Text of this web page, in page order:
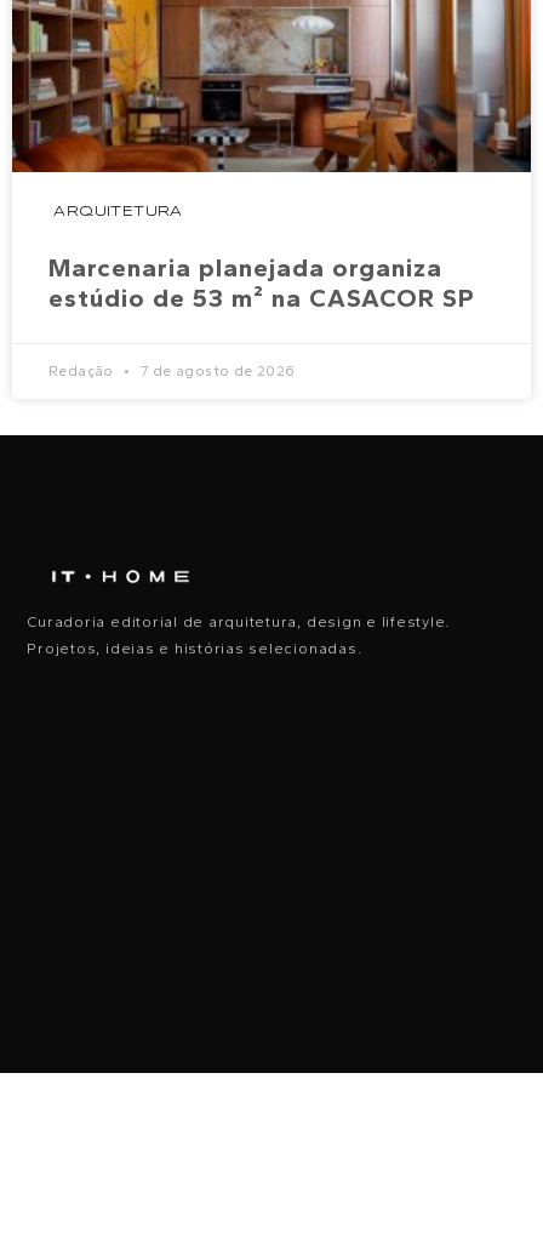
ARQUITETURA
Marcenaria planejada organiza
estúdio de 53 m² na CASACOR SP
Redação 7 de agosto de 2026
Curadoria editorial de arquitetura, design e lifestyle.
Projetos, ideias e histórias selecionadas.